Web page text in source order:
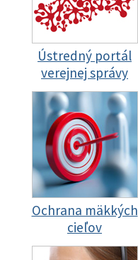
Ústredný portál
verejnej správy
Ochrana mäkkých
cieľov